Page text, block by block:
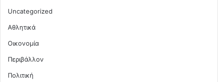
Uncategorized
Αθλητικά
Οικονομία
Περιβάλλον
Πολιτική